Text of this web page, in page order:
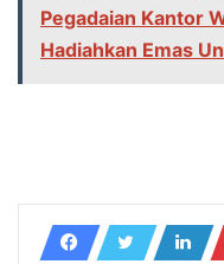
Pegadaian Kantor
Hadiahkan Emas